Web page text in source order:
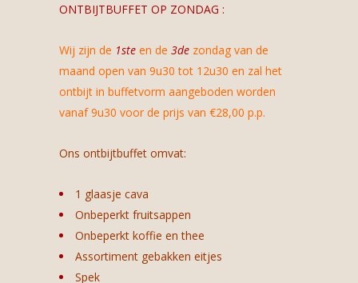
ONTBIJTBUFFET OP ZONDAG :
Wij zijn de 1ste en de 3de zondag van de
maand open van 9u30 tot 12u30 en zal het
ontbijt in buffetvorm aangeboden worden
vanaf 9u30 voor de prijs van €28,00 p.p.
Ons ontbijtbuffet omvat:
1 glaasje cava
Onbeperkt fruitsappen
Onbeperkt koffie en thee
Assortiment gebakken eitjes
Spek